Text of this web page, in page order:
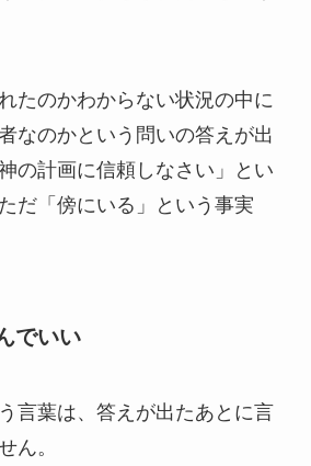
たのかわからない状況の中に
なのかという問いの答えが出
の計画に信頼しなさい」とい
だ「傍にいる」という事実
でいい
言葉は、答えが出たあとに言
ん。